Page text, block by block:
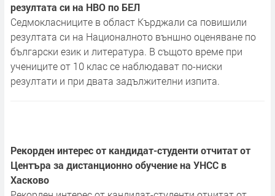
резултата си на НВО по БЕЛ
Седмокласниците в област Кърджали са повишили
резултата си на Националното външно оценяване по
български език и литература. В същото време при
учениците от 10 клас се наблюдават по-ниски
резултати и при двата задължителни изпита.
Рекорден интерес от кандидат-студенти отчитат от
Центъра за дистанционно обучение на УНСС в
Хасково